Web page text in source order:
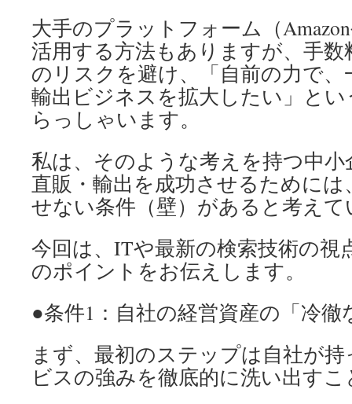
大手のプラットフォーム（
活用する方法もありますが、手数
のリスクを避け、「自前の力で
輸出ビジネスを拡大したい」と
らっしゃいます。
私は、そのような考えを持つ中
直販・輸出を成功させるために
せない条件（壁）があると考えて
今回は、ITや最新の検索技術の視
のポイントをお伝えします。
●条件1：自社の経営資産の「冷徹
まず、最初のステップは自社が
ビスの強みを徹底的に洗い出す